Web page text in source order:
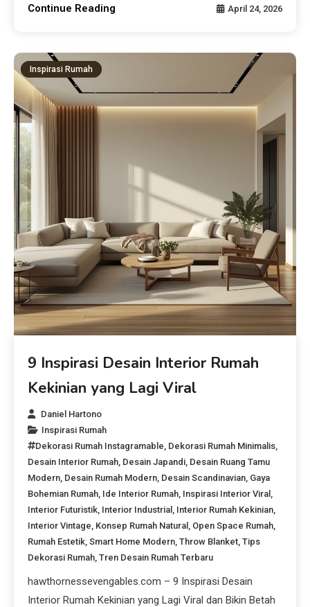
Continue Reading April 24, 2026
Inspirasi Rumah
9 Inspirasi Desain Interior Rumah
Kekinian yang Lagi Viral
Daniel Hartono
Inspirasi Rumah
Dekorasi Rumah Instagramable Dekorasi Rumah Minimalis
Desain Interior Rumah Desain Japandi Desain Ruang Tamu
Modern Desain Rumah Modern Desain Scandinavian Gaya
Bohemian Rumah Ide Interior Rumah Inspirasi Interior Viral
Interior Futuristik Interior Industrial Interior Rumah Kekinian
Interior Vintage Konsep Rumah Natural Open Space Rumah
Rumah Estetik ,Smart Home Modern ,Throw Blanket ,Tips
Dekorasi Rumah ,Tren Desain Rumah Terbaru
hawthornessevengables.com – 9 Inspirasi Desain
Interior Rumah Kekinian yang Lagi Viral dan Bikin Betah